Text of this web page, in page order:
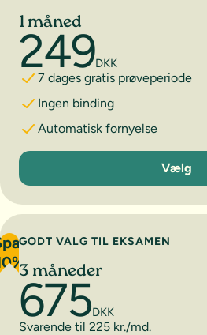
1 måned
249DKK
7 dages gratis prøveperiode
Ingen binding
Automatisk fornyelse
1 måned
Vælg
GODT VALG TIL EKSAMEN
3 måneder
675DKK
Svarende til 225 kr./md.